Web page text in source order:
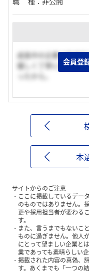
成長中の企業で取締
優しく丁寧に対応して
ったから。
会員登
本
サイトからのご注意
ここに掲載しているデー
のものではありません。
更や採用担当者が変わる
す。
また、言うまでもないこ
ものに過ぎません。他人
にとって望ましい企業と
業であっても素晴らしい
掲載された内容の真偽、
す。あくまでも「一つの